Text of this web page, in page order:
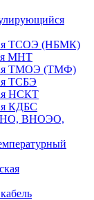
ТСОЭ (НБМК)
МНТ
ТМОЭ (ТМФ)
ТСБЭ
НСКТ
КДБС
ВНО, ВНОЭО,